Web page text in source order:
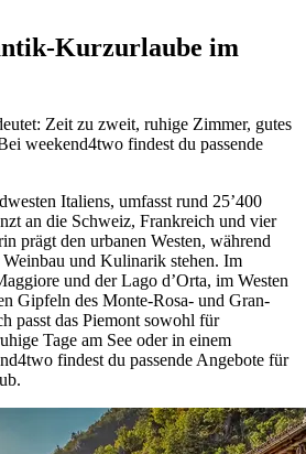
Kurzurlaube im
Zeit zu zweit, ruhige Zimmer, gutes
weekend4two findest du passende
Italiens, umfasst rund 25’400
an die Schweiz, Frankreich und vier
prägt den urbanen Westen, während
und Kulinarik stehen. Im
und der Lago d’Orta, im Westen
Gipfeln des Monte-Rosa- und Gran-
passt das Piemont sowohl für
Tage am See oder in einem
findest du passende Angebote für